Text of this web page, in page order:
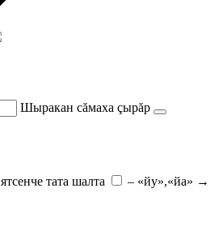
Шыракан сăмаха çырăр
ятсенче тата шалта – «йу»,«йа» →